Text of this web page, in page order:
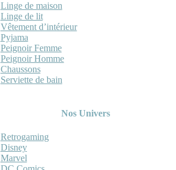
Linge de maison
Linge de lit
Vêtement d’intérieur
Pyjama
Peignoir Femme
Peignoir Homme
Chaussons
Serviette de bain
Nos Univers
Retrogaming
Disney
Marvel